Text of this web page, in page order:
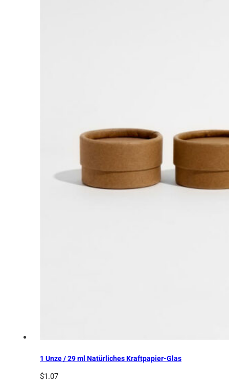
1 Unze / 29 ml Natürliches Kraftpapier-Glas
$1.07